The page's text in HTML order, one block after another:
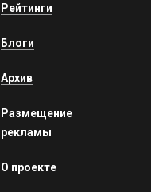
Рейтинги
Блоги
Архив
Размещение
рекламы
О проекте